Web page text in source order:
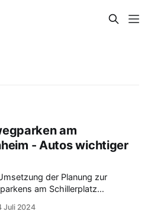
am
- Autos wichtiger
der Planung zur
am Schillerplatz
Juli 2024